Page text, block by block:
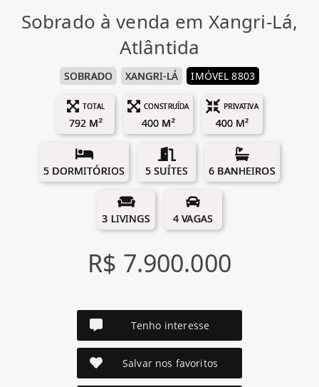
Sobrado à venda em Xangri-Lá,
Atlântida
SOBRADO XANGRI-LÁ IMÓVEL 8803
TOTAL
792 M²
CONSTRUÍDA
400 M²
PRIVATIVA
400 M²
5 DORMITÓRIOS 5 SUÍTES 6 BANHEIROS
3 LIVINGS 4 VAGAS
R$ 7.900.000
Tenho interesse
Salvar nos favoritos